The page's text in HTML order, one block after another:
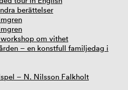
berättelser
om vithet
– en konstfull familjedag i
– N. Nilsson Falkholt